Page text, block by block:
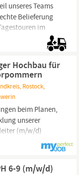
unseres Teams
Belieferung
im
Sicheres
Pünktliche und
Hochbau für
Rostock,
beim Planen,
unserer
(m/w/d)
in
Mecklenburg-
Als Projektleiter
(Groß-)
6-9 (m/w/d)